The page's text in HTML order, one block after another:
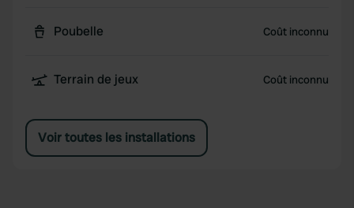
Poubelle Coût inconnu
Terrain de jeux Coût inconnu
Voir toutes les installations